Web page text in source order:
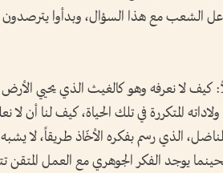
الشعب مع هذا السؤال، وبدأوا يترصدون
لا نعرفه وهو كالغيث الذي يحيي الأرض
المتكررة في تلك الحياة، كيف لنا أن
الذي رسم بفكره الأخّاذ طريقاً، لا
يوجد الفكر الجوهري مع العمل